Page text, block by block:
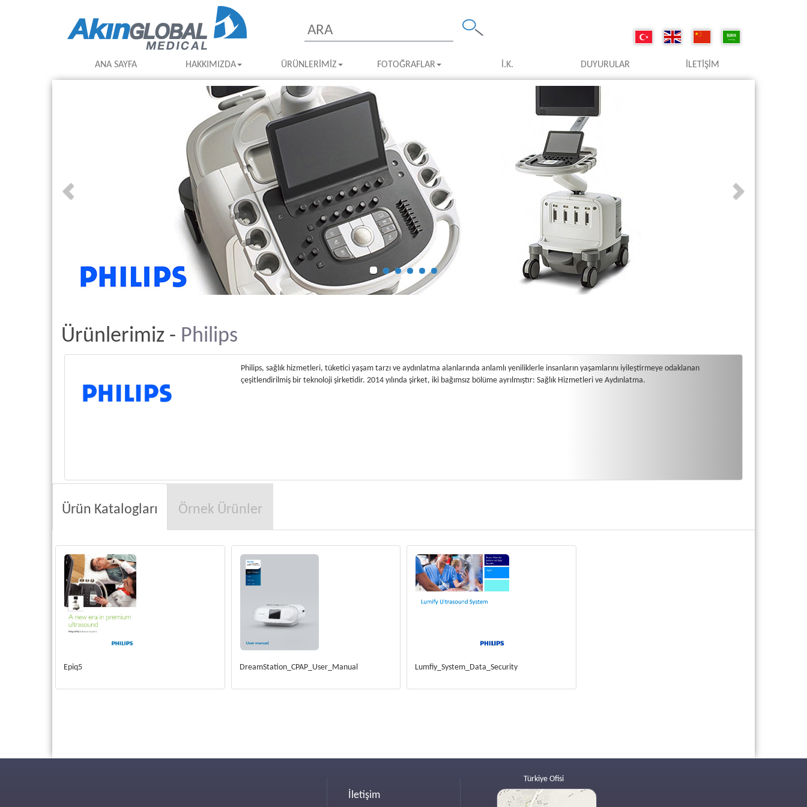
ANA SAYFA HAKKIMIZDA ÜRÜNLERIMIZ FOTOĞRAFLAR İ.K. DUYURULAR İLETIŞIM
Ürünlerimiz - Philips
Philips, sağlık hizmetleri, tüketici yaşam tarzı ve aydınlatma alanlarında anlamlı yeniliklerle insanların yaşamlarını iyileştirmeye odaklanan
çeşitlendirilmiş bir teknoloji şirketidir. 2014 yılında şirket, iki bağımsız bölüme ayrılmıştır: Sağlık Hizmetleri ve Aydınlatma.
Ürün Katalogları Örnek Ürünler
Epiq5 DreamStation_CPAP_User_Manual Lumfiy_System_Data_Security
İletişim
Türkiye Ofisi